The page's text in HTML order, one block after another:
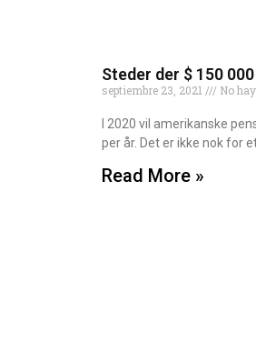
Steder der $ 150
septiembre 23, 2021 No
I 2020 vil amerikanske
per år. Det er ikke nok for
Read More »